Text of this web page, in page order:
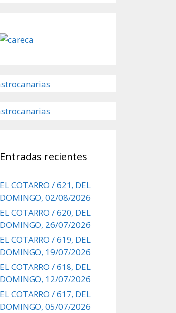
Entradas recientes
EL COTARRO / 621, DEL
DOMINGO, 02/08/2026
EL COTARRO / 620, DEL
DOMINGO, 26/07/2026
EL COTARRO / 619, DEL
DOMINGO, 19/07/2026
EL COTARRO / 618, DEL
DOMINGO, 12/07/2026
EL COTARRO / 617, DEL
DOMINGO, 05/07/2026